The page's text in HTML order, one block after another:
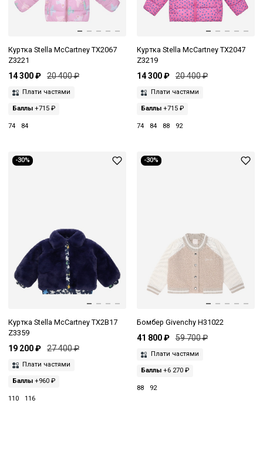
Куртка Stella McCartney TX2067
Z3221
14 300 ₽ 20 400 ₽
Плати частями
Баллы +715 ₽
74 84
Куртка Stella McCartney TX2047
Z3219
14 300 ₽ 20 400 ₽
Плати частями
Баллы+715 ₽
74 84 88 92
-30%
Куртка Stella McCartney TX2B17
Z3359
19 200 ₽ 27 400 ₽
Плати частями
Баллы +960 ₽
110 116
-30%
Бомбер Givenchy H31022
41 800 ₽ 59 700 ₽
Плати частями
Баллы+6 270 ₽
88 92